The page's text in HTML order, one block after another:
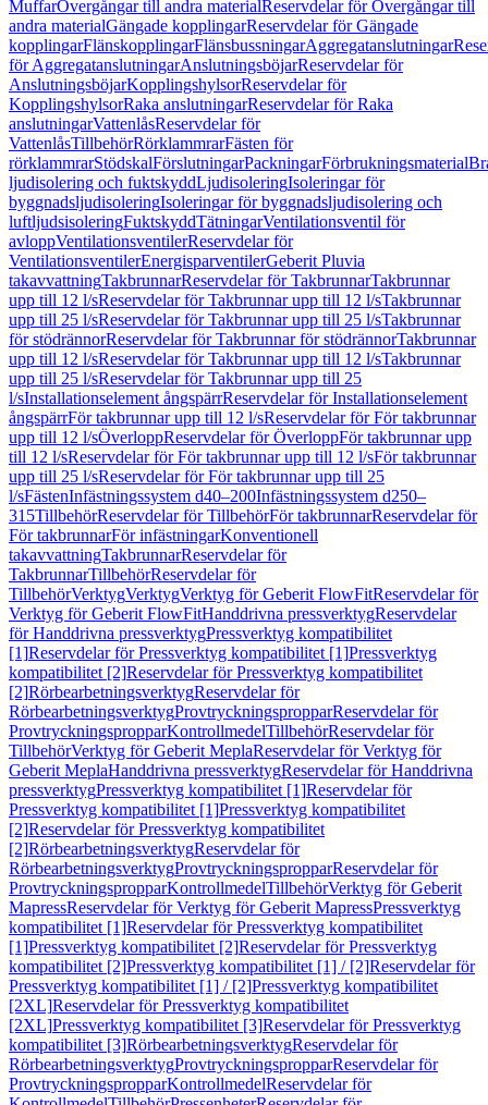
MuffarÖvergångar till andra materialReservdelar för Övergångar till
andra materialGängade kopplingarReservdelar för Gängade
kopplingarFlänskopplingarFlänsbussningarAggregatanslutningar
för AggregatanslutningarAnslutningsböjarReservdelar för
AnslutningsböjarKopplingshylsorReservdelar för
KopplingshylsorRaka anslutningarReservdelar för Raka
anslutningarVattenlåsReservdelar för
VattenlåsTillbehörRörklammrarFästen för
rörklammrarStödskalFörslutningarPackningarFörbrukningsmaterial
ljudisolering och fuktskyddLjudisoleringIsoleringar för
byggnadsljudisoleringIsoleringar för byggnadsljudisolering och
luftljudsisoleringFuktskyddTätningarVentilationsventil för
avloppVentilationsventilerReservdelar för
VentilationsventilerEnergisparventilerGeberit Pluvia
takavvattningTakbrunnarReservdelar för TakbrunnarTakbrunnar
upp till 12 l/sReservdelar för Takbrunnar upp till 12 l/sTakbrunnar
upp till 25 l/sReservdelar för Takbrunnar upp till 25 l/sTakbrunnar
för stödrännorReservdelar för Takbrunnar för stödrännorTakbrunnar
upp till 12 l/sReservdelar för Takbrunnar upp till 12 l/sTakbrunnar
upp till 25 l/sReservdelar för Takbrunnar upp till 25
l/sInstallationselement ångspärrReservdelar för Installationselement
ångspärrFör takbrunnar upp till 12 l/sReservdelar för För takbrunnar
upp till 12 l/sÖverloppReservdelar för ÖverloppFör takbrunnar upp
till 12 l/sReservdelar för För takbrunnar upp till 12 l/sFör takbrunnar
upp till 25 l/sReservdelar för För takbrunnar upp till 25
l/sFästenInfästningssystem d40–200Infästningssystem d250–
315TillbehörReservdelar för TillbehörFör takbrunnarReservdelar för
För takbrunnarFör infästningarKonventionell
takavvattningTakbrunnarReservdelar för
TakbrunnarTillbehörReservdelar för
TillbehörVerktygVerktygVerktyg för Geberit FlowFitReservdelar för
Verktyg för Geberit FlowFitHanddrivna pressverktygReservdelar
för Handdrivna pressverktygPressverktyg kompatibilitet
[1]Reservdelar för Pressverktyg kompatibilitet [1]Pressverktyg
kompatibilitet [2]Reservdelar för Pressverktyg kompatibilitet
[2]RörbearbetningsverktygReservdelar för
RörbearbetningsverktygProvtryckningspropparReservdelar för
ProvtryckningspropparKontrollmedelTillbehörReservdelar för
TillbehörVerktyg för Geberit MeplaReservdelar för Verktyg för
Geberit MeplaHanddrivna pressverktygReservdelar för Handdrivna
pressverktygPressverktyg kompatibilitet [1]Reservdelar för
Pressverktyg kompatibilitet [1]Pressverktyg kompatibilitet
[2]Reservdelar för Pressverktyg kompatibilitet
[2]RörbearbetningsverktygReservdelar för
RörbearbetningsverktygProvtryckningspropparReservdelar för
ProvtryckningspropparKontrollmedelTillbehörVerktyg för Geberit
MapressReservdelar för Verktyg för Geberit MapressPressverktyg
kompatibilitet [1]Reservdelar för Pressverktyg kompatibilitet
[1]Pressverktyg kompatibilitet [2]Reservdelar för Pressverktyg
kompatibilitet [2]Pressverktyg kompatibilitet [1] / [2]Reservdelar för
Pressverktyg kompatibilitet [1] / [2]Pressverktyg kompatibilitet
[2XL]Reservdelar för Pressverktyg kompatibilitet
[2XL]Pressverktyg kompatibilitet [3]Reservdelar för Pressverktyg
kompatibilitet [3]RörbearbetningsverktygReservdelar för
RörbearbetningsverktygProvtryckningspropparReservdelar för
ProvtryckningspropparKontrollmedelReservdelar för